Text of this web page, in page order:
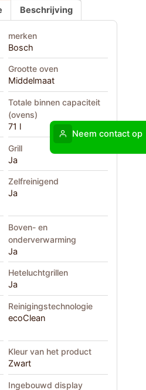
Beschrijving
merken
Bosch
Grootte oven
Middelmaat
Totale binnen capaciteit
(ovens)
71 l
Grill
Ja
Zelfreinigend
Ja
Boven- en
onderverwarming
Ja
Heteluchtgrillen
Ja
Reinigingstechnologie
ecoClean
Kleur van het product
Zwart
Ingebouwd display
Neem contact op